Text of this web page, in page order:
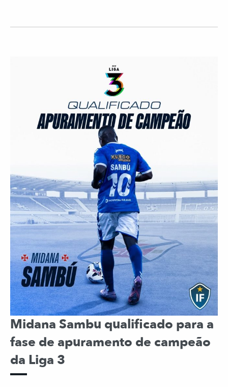
Midana Sambu qualificado para a
fase de apuramento de campeão
da Liga 3